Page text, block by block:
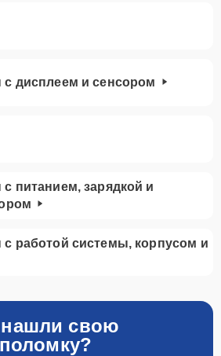
дисплеем и сенсором
питанием, зарядкой и
работой системы, корпусом и
свою
поломку?